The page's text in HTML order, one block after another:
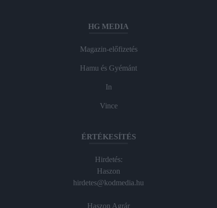
HG MEDIA
Magazin-előfizetés
Hamu és Gyémánt
In
Vince
ÉRTÉKESÍTÉS
Hirdetés:
Haszon
hirdetes@kodmedia.hu
Haszon Agrár